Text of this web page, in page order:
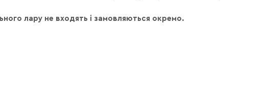
лару не входять і замовляються окремо.